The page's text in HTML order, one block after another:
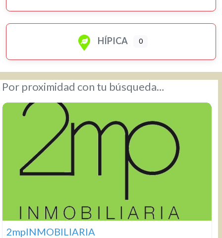
HÍPICA 0
Por proximidad con tu búsqueda…
2mpINMOBILIARIA